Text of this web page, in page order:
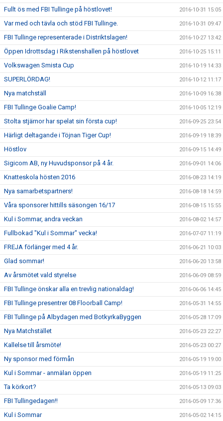
Fullt ös med FBI Tullinge på höstlovet! 2016-10-31 15:05
Var med och tävla och stöd FBI Tullinge. 2016-10-31 09:47
FBI Tullinge representerade i Distriktslagen! 2016-10-27 13:42
Öppen Idrottsdag i Rikstenshallen på höstlovet 2016-10-25 15:11
Volkswagen Smista Cup 2016-10-19 14:33
SUPERLÖRDAG! 2016-10-12 11:17
Nya matchställ 2016-10-09 16:38
FBI Tullinge Goalie Camp! 2016-10-05 12:19
Stolta stjärnor har spelat sin första cup! 2016-09-25 23:54
Härligt deltagande i Töjnan Tiger Cup! 2016-09-19 18:39
Höstlov 2016-09-15 14:49
Sigicom AB, ny Huvudsponsor på 4 år. 2016-09-01 14:06
Knatteskola hösten 2016 2016-08-23 14:19
Nya samarbetspartners! 2016-08-18 14:59
Våra sponsorer hittills säsongen 16/17 2016-08-15 15:55
Kul i Sommar, andra veckan 2016-08-02 14:57
Fullbokad "Kul i Sommar" vecka! 2016-07-07 11:19
FREJA förlänger med 4 år. 2016-06-21 10:03
Glad sommar! 2016-06-20 13:58
Av årsmötet vald styrelse 2016-06-09 08:59
FBI Tullinge önskar alla en trevlig nationaldag! 2016-06-06 14:45
FBI Tullinge presentrer 08 Floorball Camp! 2016-05-31 14:55
FBI Tullinge på Albydagen med BotkyrkaByggen 2016-05-28 17:09
Nya Matchstället 2016-05-23 22:27
Kallelse till årsmöte! 2016-05-23 00:27
Ny sponsor med förmån 2016-05-19 19:00
Kul i Sommar - anmälan öppen 2016-05-19 11:25
Ta körkort? 2016-05-13 09:03
FBI Tullingedagen!! 2016-05-09 17:36
Kul i Sommar 2016-05-02 14:15